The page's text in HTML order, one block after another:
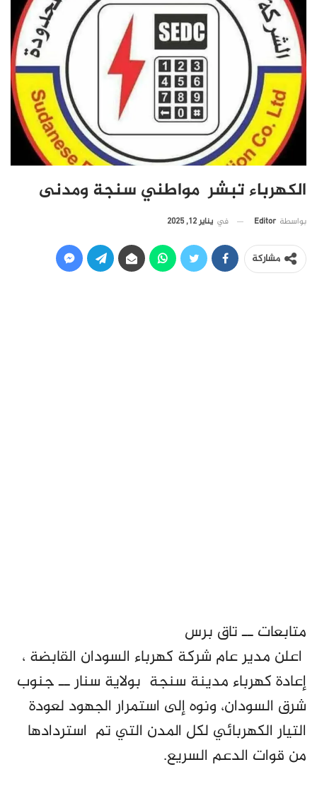
الكهرباء تبشر مواطني سنجة ومدنى
بواسطة Editor في يناير 12, 2025
مشاركة
متابعات ــ تاق برس
اعلن مدير عام شركة كهرباء السودان القابضة ،
إعادة كهرباء مدينة سنجة بولاية سنار ــ جنوب
شرق السودان، ونوه إلى استمرار الجهود لعودة
التيار الكهربائي لكل المدن التي تم استردادها
من قوات الدعم السريع.